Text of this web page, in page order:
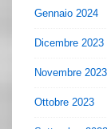
Gennaio 2024
Dicembre 2023
Novembre 2023
Ottobre 2023